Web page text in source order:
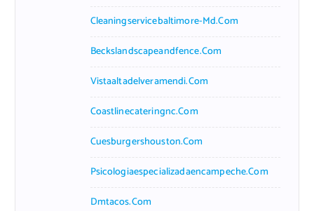
Cleaningservicebaltimore-Md.com
Beckslandscapeandfence.com
Vistaaltadelveramendi.com
Coastlinecateringnc.com
Cuesburgershouston.com
Psicologiaespecializadaencampeche.com
Dmtacos.com